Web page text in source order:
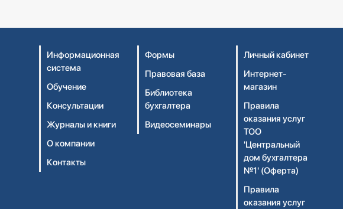
Информационная
система
Обучение
Консультации
Журналы и книги
О компании
Контакты
Формы
Правовая база
Библиотека
бухгалтера
Видеосеминары
Личный кабинет
Интернет-
магазин
Правила
оказания услуг
ТОО
'Центральный
дом бухгалтера
№1' (Оферта)
Правила
оказания услуг